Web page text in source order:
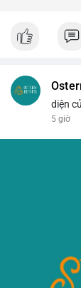
diện
5 giờ